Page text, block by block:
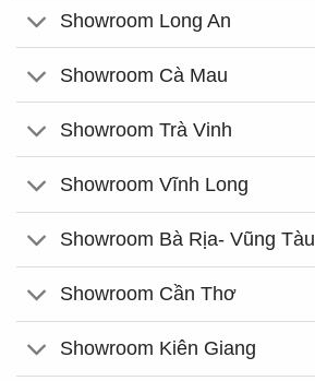
Showroom Long An
Showroom Cà Mau
Showroom Trà Vinh
Showroom Vĩnh Long
Showroom Bà Rịa- Vũng Tàu
Showroom Cần Thơ
Showroom Kiên Giang